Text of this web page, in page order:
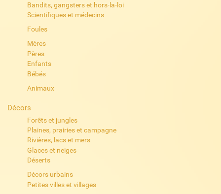
Bandits, gangsters et hors-la-loi
Scientifiques et médecins
Foules
Mères
Pères
Enfants
Bébés
Animaux
Décors
Forêts et jungles
Plaines, prairies et campagne
Rivières, lacs et mers
Glaces et neiges
Déserts
Décors urbains
Petites villes et villages